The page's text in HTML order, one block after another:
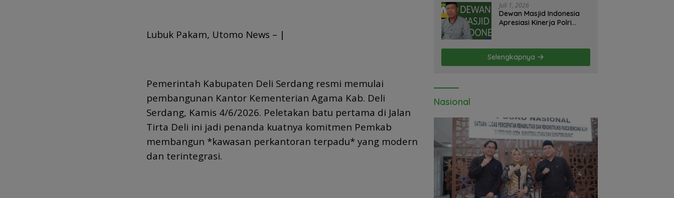
Lubuk Pakam, Utomo News – |
Pemerintah Kabupaten Deli Serdang resmi memulai
pembangunan Kantor Kementerian Agama Kab. Deli
Serdang, Kamis 4/6/2026. Peletakan batu pertama di Jalan
Tirta Deli ini jadi penanda kuatnya komitmen Pemkab
membangun *kawasan perkantoran terpadu* yang modern
dan terintegrasi.
Emas Illegal Dairi.
Desak Kapolda Sumut
Irjen Whisnu Hermawan
Juli 1, 2026
Dewan Masjid Indonesia
Apresiasi Kinerja Polri
Perjudian dan Narkoba
Selengkapnya
Nasional